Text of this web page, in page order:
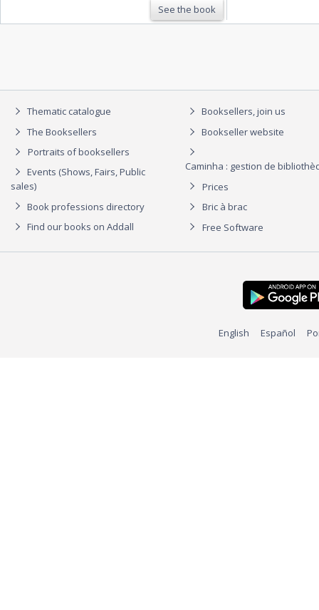
See the book
Thematic catalogue
The Booksellers
Portraits of booksellers
Events (Shows, Fairs, Public
sales)
Book professions directory
Find our books on Addall
Booksellers, join us
Bookseller website
Caminha : gestion de
Prices
Bric à brac
Free Software
English Español